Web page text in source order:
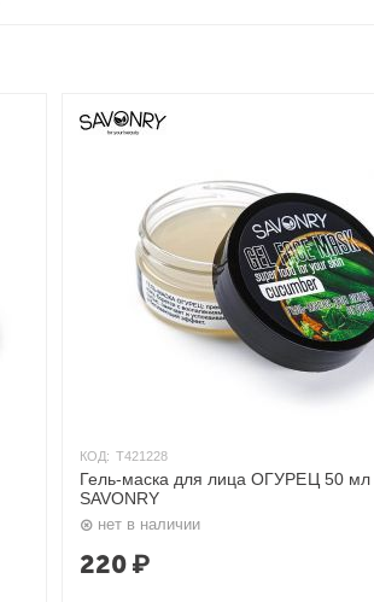
КОД: T421228
Гель-маска для лица ОГУРЕЦ 50 мл
SAVONRY
нет в наличии
220 ₽